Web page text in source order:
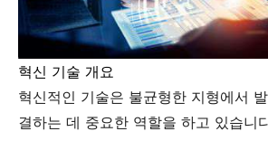
혁신 기술 개요
혁신적인 기술은 불균형한 지형에서
결하는 데 중요한 역할을 하고 있습니